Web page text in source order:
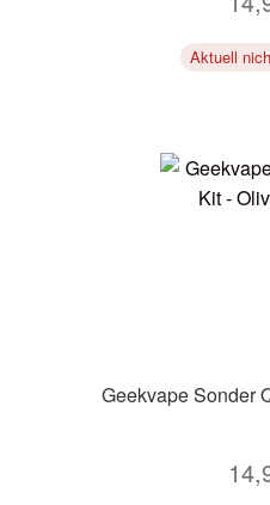
Aktuell
Geekvape Sonder